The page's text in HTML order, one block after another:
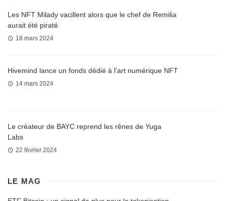
Les NFT Milady vacillent alors que le chef de Remilia
aurait été piraté
18 mars 2024
Hivemind lance un fonds dédié à l’art numérique NFT
14 mars 2024
Le créateur de BAYC reprend les rênes de Yuga
Labs
22 février 2024
LE MAG